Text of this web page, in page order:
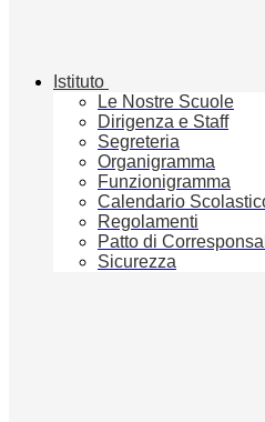
Istituto
Le Nostre Scuole
Dirigenza e Staff
Segreteria
Organigramma
Funzionigramma
Calendario
Regolamenti
Patto di
Sicurezza